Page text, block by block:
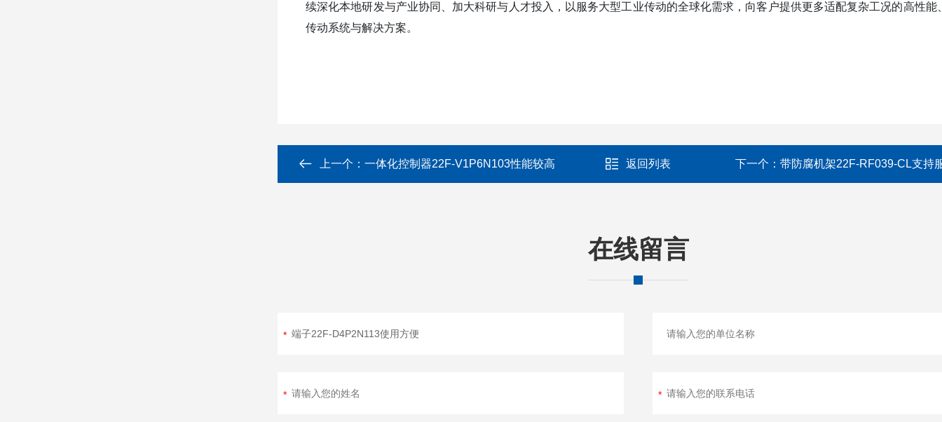
续深化本地研发与产业协同、加大科研与人才投入，以服务大型工业传动的全球化需求，向客户提供更多适配复杂工况的高性能
传动系统与解决方案。
上一个： 一体化控制器22F-V1P6N103性能较高 返回列表 下一个： 带防腐机架22F-RF039-CL支持
在线留言